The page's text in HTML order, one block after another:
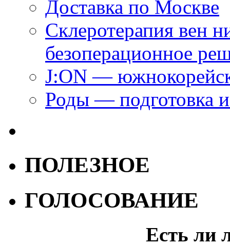
Доставка по Москве
Склеротерапия вен
безоперационное
J:ON —
Роды — подготовка
ПОЛЕЗНОЕ
ГОЛОСОВАНИЕ
Есть ли